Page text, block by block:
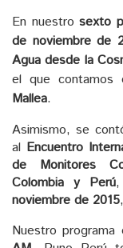
En nuestrosexto
de noviembre de
Agua desde la
el que contamos
Mallea.
Asimismo, se
al Encuentro
de Monitores
Colombia y Perú
noviembre de 2015
Nuestro